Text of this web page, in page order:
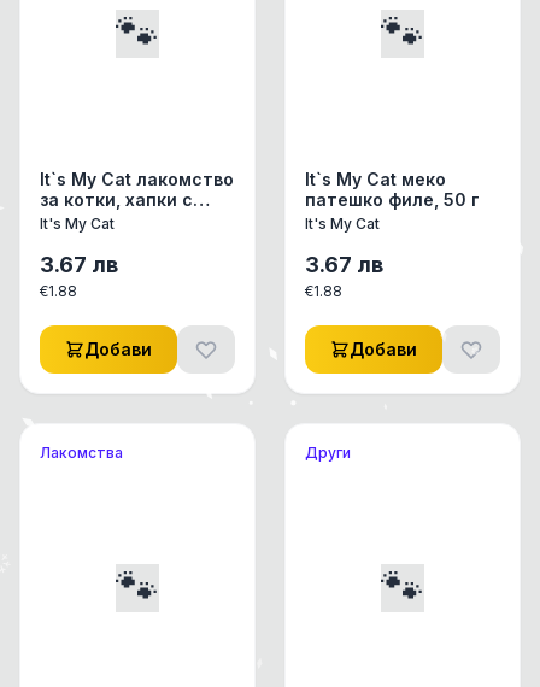
🐾
It`s My Cat лакомство
за котки, хапки с
пилешко и риба тон,
It's My Cat
3.67 лв
€1.88
Добави
🐾
It`s My Cat меко
патешко филе, 50 г
It's My Cat
3.67 лв
€1.88
Добави
Лакомства
🐾
Други
🐾